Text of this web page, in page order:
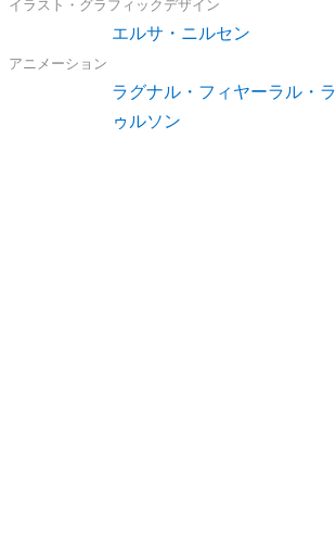
エルサ・ニルセン
アニメーション
ラグナル・フィヤーラル・ラ
ゥルソン